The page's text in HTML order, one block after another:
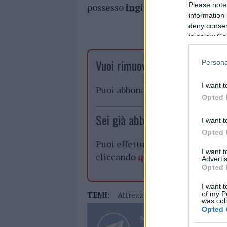
Please
information
deny
in below
I want
Opted
I want
Opted
I want
Opted
I want
of my
was
Opted
possessoingiustificato di
Vuoi rimuovere le pubblicità
Puoi abbonarti a soli € 1,10 al
Sei già abbonato?
Puoi effettuare l'accesso
cliccando qui
TEMI: Attrezzi Scasso Denunce
Notizie in tempo